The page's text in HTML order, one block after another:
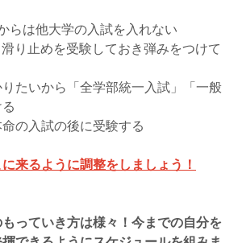
らは他大学の入試を入れない
り止めを受験しておき弾みをつけて
りたいから「全学部統一入試」「一般
命の入試の後に受験する
来るように調整をしましょう！
っていき方は様々！今までの自分を